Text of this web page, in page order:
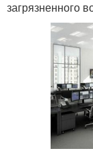
загрязненного